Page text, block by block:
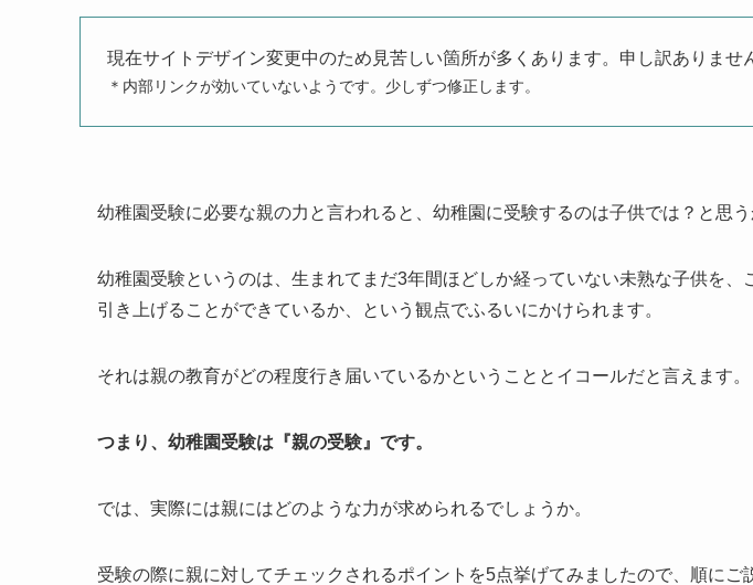
現在サイトデザイン変更中のため見苦しい箇所が多くあります。申し訳ありませ
＊内部リンクが効いていないようです。少しずつ修正します。
幼稚園受験に必要な親の力と言われると、幼稚園に受験するのは子供では？と思う
幼稚園受験というのは、生まれてまだ3年間ほどしか経っていない未熟な子供を、
引き上げることができているか、という観点でふるいにかけられます。
それは親の教育がどの程度行き届いているかということとイコールだと言えます。
つまり、幼稚園受験は『親の受験』です。
では、実際には親にはどのような力が求められるでしょうか。
受験の際に親に対してチェックされるポイントを5点挙げてみましたので、順にご